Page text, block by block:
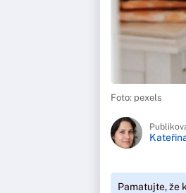
Foto: pexels
Pamatujte, že